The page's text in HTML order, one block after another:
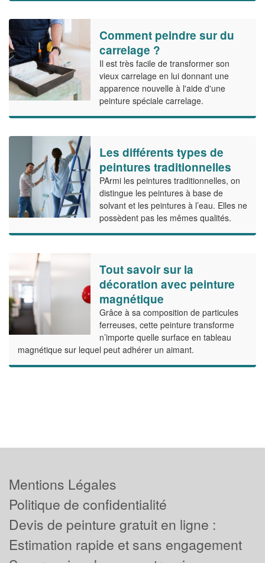
Comment peindre sur du
carrelage ?
Il est très facile de transformer son
vieux carrelage en lui donnant une
apparence nouvelle à l'aide d'une
peinture spéciale carrelage.
Les différents types de
peintures traditionnelles
PArmi les peintures traditionnelles, on
distingue les peintures à base de
solvant et les peintures à l’eau. Elles ne
possèdent pas les mêmes qualités.
Tout savoir sur la
décoration avec peinture
magnétique
Grâce à sa composition de particules
ferreuses, cette peinture transforme
n’importe quelle surface en tableau
magnétique sur lequel peut adhérer un aimant.
Mentions Légales
Politique de confidentialité
Devis de peinture gratuit en ligne :
Estimation rapide et sans engagement